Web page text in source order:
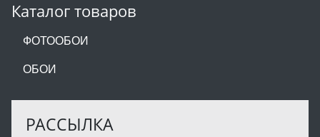
Каталог товаров
ФОТООБОИ
ОБОИ
РАССЫЛКА